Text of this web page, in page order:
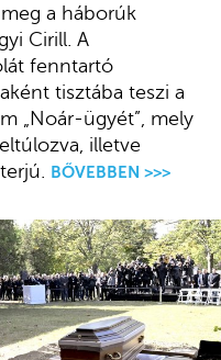
a háborúk
Cirill. A
fenntartó
tisztába teszi a
„Noár-ügyét”, mely
illetve
BŐVEBBEN >>>